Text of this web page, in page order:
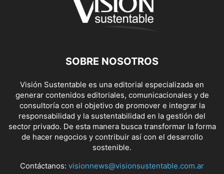
SOBRE NOSOTROS
Visión Sustentable es una editorial especializada en
generar contenidos editoriales, comunicacionales y de
consultoría con el objetivo de promover e integrar la
responsabilidad y la sustentabilidad en la gestión del
sector privado. De esta manera busca transformar la forma
de hacer negocios y contribuir así con el desarrollo
sostenible.
Contáctanos: visionnews@visionsustentable.com.ar